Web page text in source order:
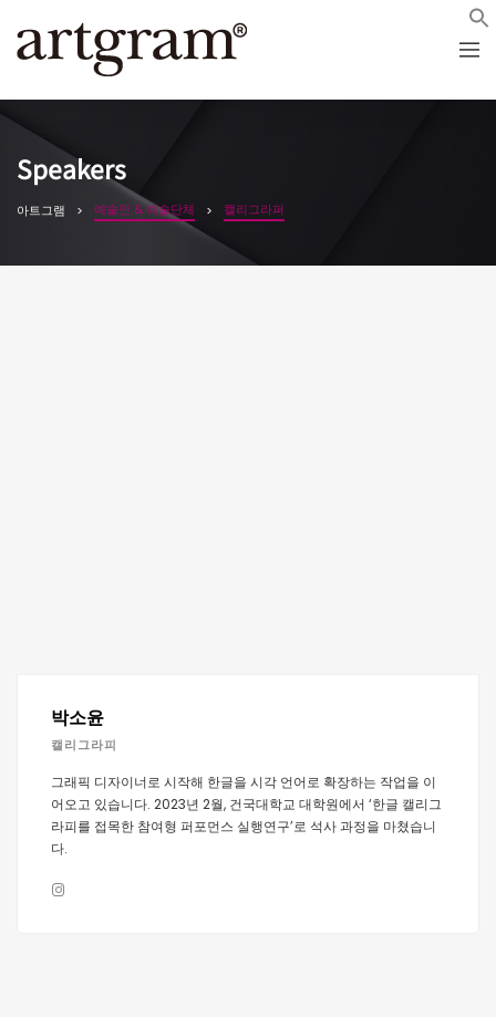
Speakers
아트그램 예술인 & 예술단체 캘리그라퍼
박소윤
캘리그라피
그래픽 디자이너로 시작해 한글을 시각 언어로 확장하는 작업을 이
어오고 있습니다. 2023년 2월, 건국대학교 대학원에서 ‘한글 캘리그
라피를 접목한 참여형 퍼포먼스 실행연구’로 석사 과정을 마쳤습니
다.